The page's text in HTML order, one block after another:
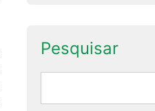
Pesquisar